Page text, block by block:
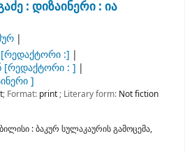
: დიზაინერი : ია
[რედაქტორი :]
[რედაქტორი : ]
]
; Format: print ; Literary form: Not fiction
:ბაკურ სულაკაურის გამოცემა,